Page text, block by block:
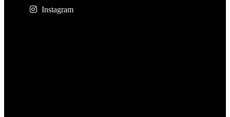
Instagram